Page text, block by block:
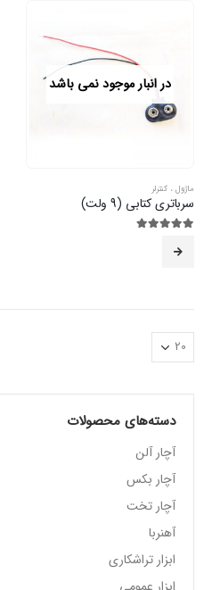
در انبار موجود نمی باشد
ماژول ، کنترلر
سرباتری کتابی (9 ولت)
دسته‌های محصولات
آچار آلن
آچار بکس
آچار تخت
آهنربا
ابزار تراشکاری